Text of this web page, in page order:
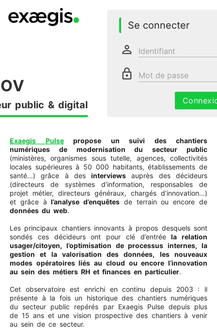
public & digital
Se connecter
perm_identity Identifiant
lock_outline Mot de passe
Exaegis Pulsepropose un suivi des chantiers
numériques de modernisation du secteur public
(ministères, organismes sous tutelle, agences, collectivités
locales supérieures à 50 000 habitants, établissements de
santé...) grâce à desinterviews auprès des décideurs
(directeurs de systèmes d’information, responsables de
projet métier, directeurs généraux, chargés d’innovation...)
et grâce àl’analyse d’enquêtes de terrain ou encore de
données du web.
Les principaux chantiers innovants à propos desquels sont
sondés ces décideurs ont pour clé d’entréela relation
usager/citoyen, l’optimisation de processus internes, la
gestion et la valorisation des données, les nouveaux
modes opératoires liés au cloud ou encore l’innovation
au sein des métiers RH et finances en particulier.
Cet observatoire est enrichi en continu depuis 2003 : il
présente à la fois un historique des chantiers numériques
du secteur public repérés par Exaegis Pulse depuis plus
de 15 ans et une vision prospective des chantiers à venir
au sein de ce secteur.